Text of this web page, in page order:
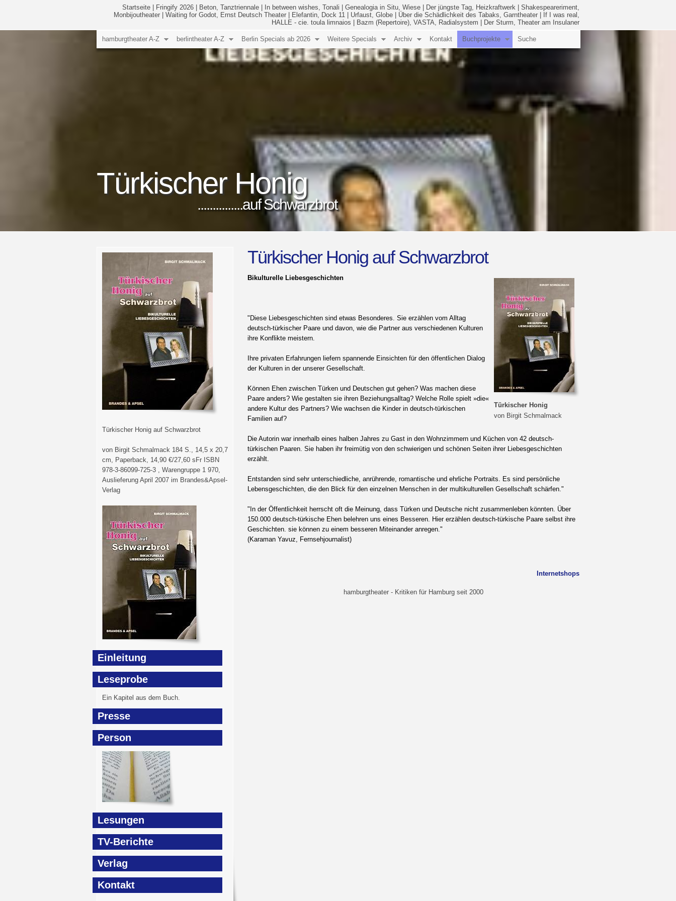
Startseite Fringify 2026 Beton, Tanztriennale In between wishes, Tonali Genealogia in Situ, Wiese Der jüngste Tag, Heizkraftwerk
Shakespeareriment,
Monbijoutheater
Waiting for Godot, Ernst Deutsch Theater Elefantin, Dock 11 Urfaust, Globe Über die Schädlichkeit des Tabaks, Garntheater
If I was real,
HALLE - cie. toula limnaios
Bazm (Repertoire), VASTA, Radialsystem Der Sturm, Theater am Insulaner
Türkischer Honig
...............auf Schwarzbrot
hamburgtheater A-Z berlintheater A-Z Berlin Specials ab 2026 Weitere Specials Archiv Kontakt Buchprojekte Suche
Türkischer Honig auf Schwarzbrot
Türkischer Honig
von Birgit Schmalmack
Bikulturelle Liebesgeschichten
"Diese Liebesgeschichten sind etwas Besonderes. Sie erzählen vom Alltag
deutsch-türkischer Paare und davon, wie die Partner aus verschiedenen Kulturen
ihre Konflikte meistern.
Ihre privaten Erfahrungen liefern spannende Einsichten für den öffentlichen Dialog
der Kulturen in der unserer Gesellschaft.
Können Ehen zwischen Türken und Deutschen gut gehen? Was machen diese
Paare anders? Wie gestalten sie ihren Beziehungsalltag? Welche Rolle spielt »die«
andere Kultur des Partners? Wie wachsen die Kinder in deutsch-türkischen
Familien auf?
Die Autorin war innerhalb eines halben Jahres zu Gast in den Wohnzimmern und Küchen von 42 deutsch-
türkischen Paaren. Sie haben ihr freimütig von den schwierigen und schönen Seiten ihrer Liebesgeschichten
erzählt.
Entstanden sind sehr unterschiedliche, anrührende, romantische und ehrliche Portraits. Es sind persönliche
Lebensgeschichten, die den Blick für den einzelnen Menschen in der multikulturellen Gesellschaft schärfen."
"In der Öffentlichkeit herrscht oft die Meinung, dass Türken und Deutsche nicht zusammenleben könnten. Über
150.000 deutsch-türkische Ehen belehren uns eines Besseren. Hier erzählen deutsch-türkische Paare selbst ihre
Geschichten. sie können zu einem besseren Miteinander anregen."
(Karaman Yavuz, Fernsehjournalist)
Internetshops
hamburgtheater - Kritiken für Hamburg seit 2000
Türkischer Honig auf Schwarzbrot
von Birgit Schmalmack 184 S., 14,5 x 20,7
cm, Paperback, 14,90 €/27,60 sFr ISBN
978-3-86099-725-3 , Warengruppe 1 970,
Auslieferung April 2007 im Brandes&Apsel-
Verlag
Einleitung
Leseprobe
Ein Kapitel aus dem Buch.
Presse
Person
Lesungen
TV-Berichte
Verlag
Kontakt